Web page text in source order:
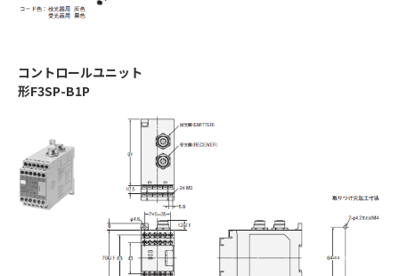
コントロールユニット
形F3SP-B1P